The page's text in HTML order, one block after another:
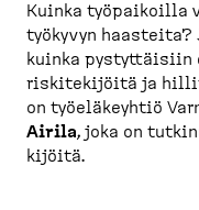
Kuinka työpai­koilla
työkyvyn
kuinka pystyt­täisiin
riskite­kijöitä ja
on työelä­keyhtiö
Airila, joka on
kijöitä.